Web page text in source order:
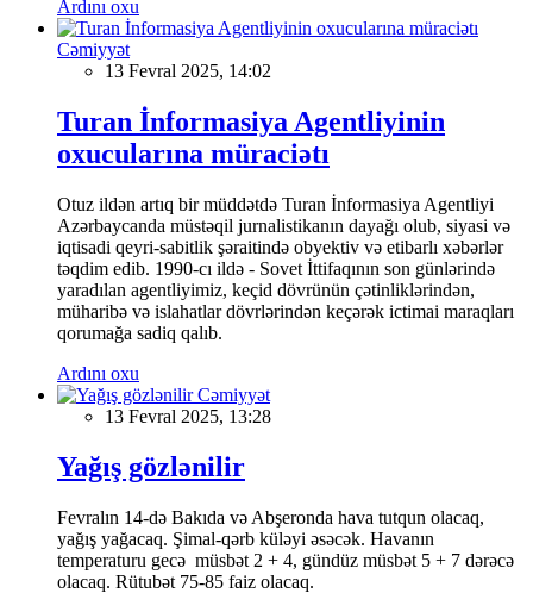
Ardını oxu
Cəmiyyət
13 Fevral 2025, 14:02
Turan İnformasiya Agentliyinin
oxucularına müraciətı
Otuz ildən artıq bir müddətdə Turan İnformasiya Agentliyi
Azərbaycanda müstəqil jurnalistikanın dayağı olub, siyasi və
iqtisadi qeyri-sabitlik şəraitində obyektiv və etibarlı xəbərlər
təqdim edib. 1990-cı ildə - Sovet İttifaqının son günlərində
yaradılan agentliyimiz, keçid dövrünün çətinliklərindən,
müharibə və islahatlar dövrlərindən keçərək ictimai maraqları
qorumağa sadiq qalıb.
Ardını oxu
Cəmiyyət
13 Fevral 2025, 13:28
Yağış gözlənilir
Fevralın 14-də Bakıda və Abşeronda hava tutqun olacaq,
yağış yağacaq. Şimal-qərb küləyi əsəcək. Havanın
temperaturu gecə müsbət 2 + 4, gündüz müsbət 5 + 7 dərəcə
olacaq. Rütubət 75-85 faiz olacaq.